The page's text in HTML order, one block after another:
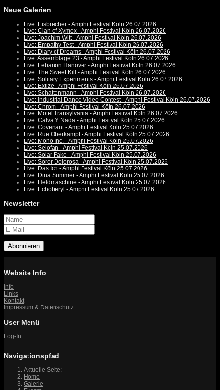
Neue Galerien
Live: Eisbrecher - Amphi Festival Köln 26.07.2026
Live: Clan of Xymox - Amphi Festival Köln 26.07.2026
Live: Joachim Witt - Amphi Festival Köln 26.07.2026
Live: Empathy Test - Amphi Festival Köln 26.07.2026
Live: Diary of Dreams - Amphi Festival Köln 26.07.2026
Live: Assemblage 23 - Amphi Festival Köln 26.07.2026
Live: Lebanon Hanover - Amphi Festival Köln 26.07.2026
Live: The Sweet Kill - Amphi Festival Köln 26.07.2026
Live: Solitary Experiments - Amphi Festival Köln 26.07.2026
Live: Extize - Amphi Festival Köln 26.07.2026
Live: Schattenmann - Amphi Festival Köln 26.07.2026
Live: Industrial Dance Video Contest - Amphi Festival Köln 26.07.2026
Live: Chrom - Amphi Festival Köln 26.07.2026
Live: Motel Transylvania - Amphi Festival Köln 26.07.2026
Live: Calva Y Nada - Amphi Festival Köln 25.07.2026
Live: Covenant - Amphi Festival Köln 25.07.2026
Live: Rue Oberkampf - Amphi Festival Köln 25.07.2026
Live: Mono Inc. - Amphi Festival Köln 25.07.2026
Live: Selofan - Amphi Festival Köln 25.07.2026
Live: Solar Fake - Amphi Festival Köln 25.07.2026
Live: Soror Dolorosa - Amphi Festival Köln 25.07.2026
Live: Das Ich - Amphi Festival Köln 25.07.2026
Live: Dina Summer - Amphi Festival Köln 25.07.2026
Live: Heldmaschine - Amphi Festival Köln 25.07.2026
Live: Echoberyl - Amphi Festival Köln 25.07.2026
Newsletter
Abonnieren
Website Info
Info
Links
Kontakt
Impressum & Datenschutz
User Menü
Log-In
Navigationspfad
Aktuelle Seite:
Home
Galerie